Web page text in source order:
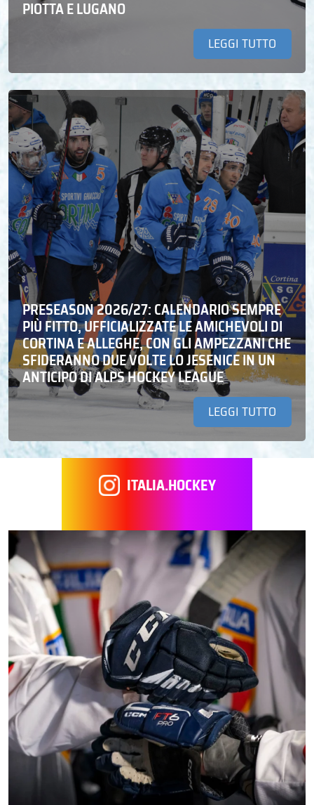
PIOTTA E LUGANO
LEGGI TUTTO
PRESEASON 2026/27: CALENDARIO SEMPRE
PIÙ FITTO, UFFICIALIZZATE LE AMICHEVOLI DI
CORTINA E ALLEGHE, CON GLI AMPEZZANI CHE
SFIDERANNO DUE VOLTE LO JESENICE IN UN
ANTICIPO DI ALPS HOCKEY LEAGUE
LEGGI TUTTO
ITALIA.HOCKEY